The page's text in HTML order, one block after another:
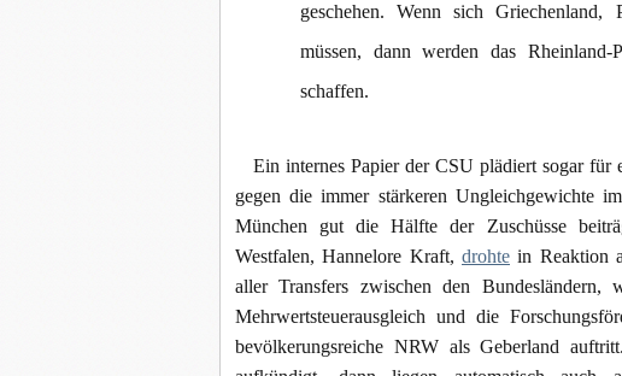
geschehen. Wenn sich Griechenland,
müssen, dann werden das
schaffen.
Ein internes Papier der CSU plädiert sogar für
gegen die immer stärkeren Ungleichgewichte
München gut die Hälfte der Zuschüsse
Westfalen, Hannelore Kraft, drohte in Reaktion
aller Transfers zwischen den
Mehrwertsteuerausgleich und die
bevölkerungsreiche NRW als Geberland